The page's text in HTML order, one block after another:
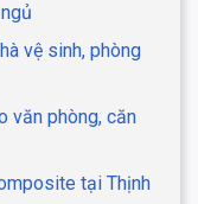
vệ sinh, phòng
văn phòng, căn
tại Thịnh